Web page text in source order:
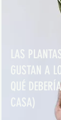
LAS
GUSTAN A
QUÉ
CASA)